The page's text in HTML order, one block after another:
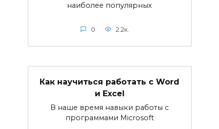
наиболее популярных
0 2.2к.
Как научиться работать с Word
и Excel
В наше время навыки работы с
программами Microsoft